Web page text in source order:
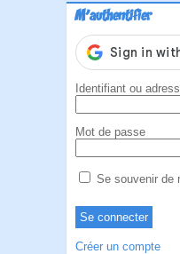
M'authentifier
Identifiant ou
Mot de passe
Se souvenir de
Créer un compte